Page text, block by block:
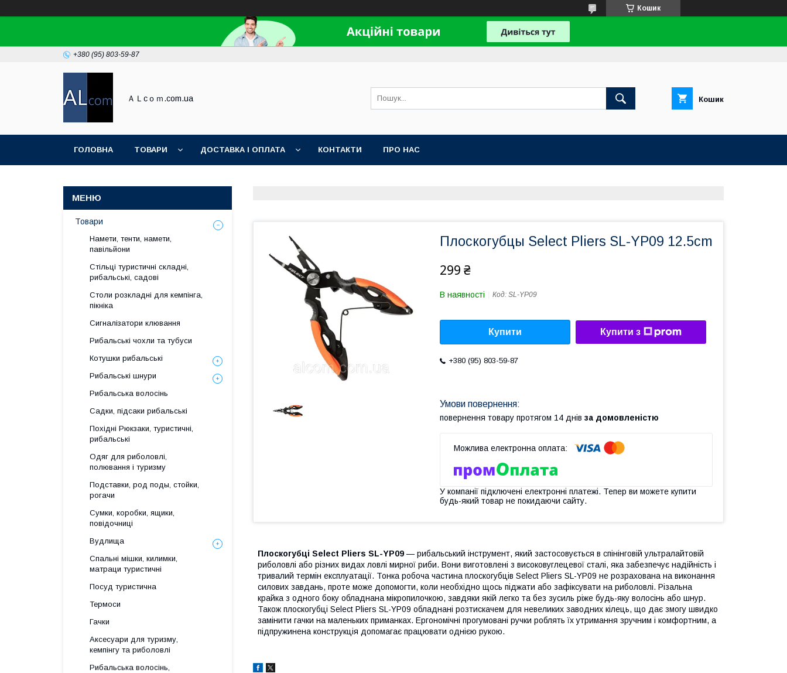
Кошик
+380 (95) 803-59-87
ＡＬcｏｍ.com.ua Кошик
ГОЛОВНА ТОВАРИ ДОСТАВКА І ОПЛАТА КОНТАКТИ ПРО НАС
Плоскогубцы Select Pliers SL-YP09 12.5cm
299 ₴
В наявності Код: SL-YP09
Купити Купити з
+380 (95) 803-59-87
повернення товару протягом 14 днів за домовленістю
У компанії підключені електронні платежі. Тепер ви можете купити
будь-який товар не покидаючи сайту.
Плоскогубці Select Pliers SL-YP09 — рибальський інструмент, який застосовується в спінінговій ультралайтовій
риболовлі або різних видах ловлі мирної риби. Вони виготовлені з високовуглецевої сталі, яка забезпечує надійність і
тривалий термін експлуатації. Тонка робоча частина плоскогубців Select Pliers SL-YP09 не розрахована на виконання
силових завдань, проте може допомогти, коли необхідно щось піджати або зафіксувати на риболовлі. Різальна
крайка з одного боку обладнана мікропилочкою, завдяки якій легко та без зусиль ріже будь-яку волосінь або шнур.
Також плоскогубці Select Pliers SL-YP09 обладнані розтискачем для невеликих заводних кілець, що дає змогу швидко
замінити гачки на маленьких приманках. Ергономічні прогумовані ручки роблять їх утримання зручним і комфортним, а
підпружинена конструкція допомагає працювати однією рукою.
Товари
Намети, тенти, намети,
павільйони
Стільці туристичні складні,
рибальські, садові
Столи розкладні для кемпінга,
пікніка
Сигналізатори клювання
Рибальські чохли та тубуси
Котушки рибальські
Рибальські шнури
Рибальська волосінь
Садки, підсаки рибальські
Похідні Рюкзаки, туристичні,
рибальські
Одяг для риболовлі,
полювання і туризму
Подставки, род поды, стойки,
рогачи
Сумки, коробки, ящики,
повідочниці
Вудлища
Спальні мішки, килимки,
матраци туристичні
Посуд туристична
Термоси
Гачки
Аксесуари для туризму,
кемпінгу та риболовлі
Рибальська волосінь,